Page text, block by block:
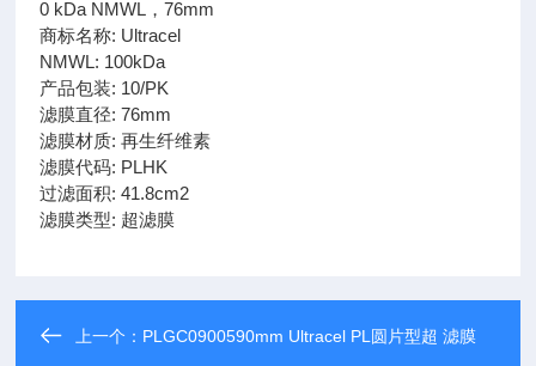
0 kDa NMWL，76mm
商标名称: Ultracel
NMWL: 100kDa
产品包装: 10/PK
滤膜直径: 76mm
滤膜材质: 再生纤维素
滤膜代码: PLHK
过滤面积: 41.8cm2
滤膜类型: 超滤膜
上一个： PLGC0900590mm Ultracel PL圆片型超 滤膜